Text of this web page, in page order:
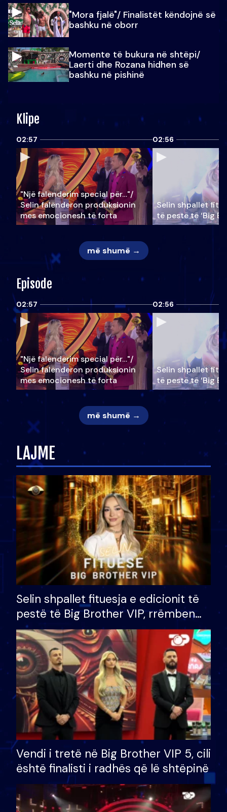
"Mora fjalë"/ Finalistët këndojnë së
bashku në oborr
Momente të bukura në shtëpi/
Laerti dhe Rozana hidhen së
bashku në pishinë
Klipe
02:57
"Një falenderim special për…"/
Selin falënderon produksionin
mes emocionesh të forta
02:56
Selin shpallet
të pestë të ‘Big
më shumë →
Episode
02:57
"Një falenderim special për…"/
Selin falënderon produksionin
mes emocionesh të forta
02:56
Selin shpallet
të pestë të ‘Big
më shumë →
LAJME
Selin shpallet fituesja e edicionit të
pestë të Big Brother VIP, rrëmben
çmimin e madh prej 100 mijë eurosh
Vendi i tretë në Big Brother VIP 5, cili
është finalisti i radhës që lë shtëpinë